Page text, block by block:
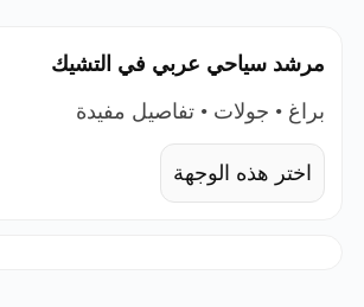
مرشد سياحي عربي في التشيك
براغ • جولات • تفاصيل مفيدة
اختر هذه الوجهة